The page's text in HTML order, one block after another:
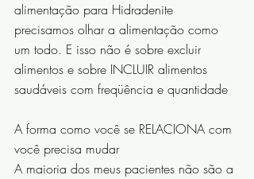
alimentação para Hidradenite
precisamos olhar a alimentação como
um todo. E isso não é sobre excluir
alimentos e sobre INCLUIR alimentos
saudáveis com freqüência e quantidade
A forma como você se RELACIONA com
você precisa mudar
A maioria dos meus pacientes não são a